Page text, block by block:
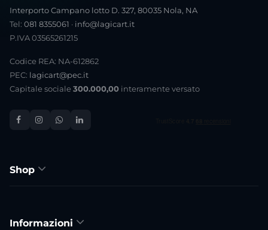
Interporto Campano lotto D. 327, 80035 Nola, NA
Tel: 081 8355061 · info@lagicart.it
P.IVA 03565261215
Codice REA: NA-612862
PEC: lagicart@pec.it
Capitale sociale 300.000,00 interamente versato
Shop
Informazioni